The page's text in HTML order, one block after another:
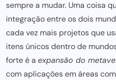
sempre a mudar. Uma coisa
integração entre os dois
cada vez mais projetos que
itens únicos dentro de
forte é a expansão do
com aplicações em áreas